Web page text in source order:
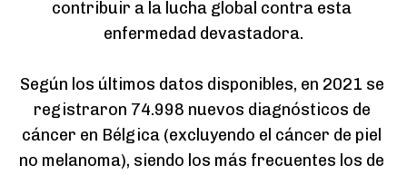
contribuir a la lucha global contra esta
enfermedad devastadora.
Según los últimos datos disponibles, en 2021 se
registraron 74.998 nuevos diagnósticos de
cáncer en Bélgica (excluyendo el cáncer de piel
no melanoma), siendo los más frecuentes los de